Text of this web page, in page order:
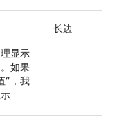
显示
如果
”，我
长边